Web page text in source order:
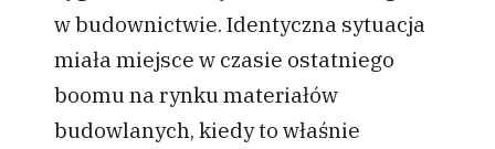
w budownictwie. Identyczna sytuacja
miała miejsce w czasie ostatniego
boomu na rynku materiałów
budowlanych, kiedy to właśnie